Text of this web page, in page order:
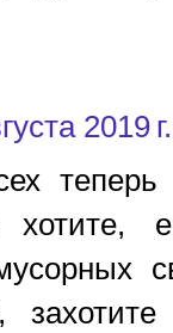
2019
теперь
хотите,